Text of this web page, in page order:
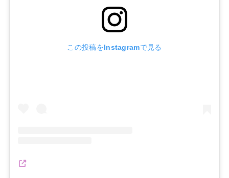
この投稿をInstagramで見る